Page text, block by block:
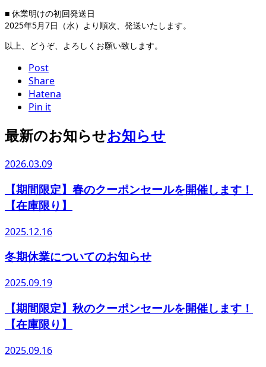
■ 休業明けの初回発送日
2025年5月7日（水）より順次、発送いたします。
以上、どうぞ、よろしくお願い致します。
Post
Share
Hatena
Pin it
最新のお知らせお知らせ
2026.03.09
【期間限定】春のクーポンセールを開催します！
【在庫限り】
2025.12.16
冬期休業についてのお知らせ
2025.09.19
【期間限定】秋のクーポンセールを開催します！
【在庫限り】
2025.09.16